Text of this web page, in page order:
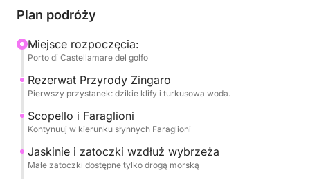
Mondello, słynącej z turkusowych wód i złocistej
Podczas rejsu możesz zrelaksować się i cieszyć
morzem, pływając w krystalicznie czystej wodzie,
wygrzewając się na słońcu i słuchając opowieści o
okolicy.
typowymi sycylijskimi produktami, w towarzystwie
Plan podróży
Miejsce rozpoczęcia:
Porto di Castellamare del golfo
Rezerwat Przyrody Zingaro
Pierwszy przystanek: dzikie klify i turkusowa woda.
Scopello i Faraglioni
Kontynuuj w kierunku słynnych Faraglioni
Jaskinie i zatoczki wzdłuż wybrzeża
Małe zatoczki dostępne tylko drogą morską